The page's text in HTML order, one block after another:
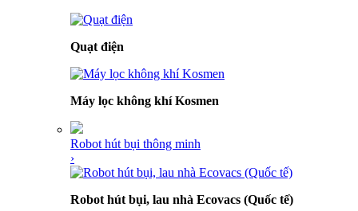
Quạt điện
Máy lọc không khí Kosmen
Robot hút bụi thông minh
›
Robot hút bụi, lau nhà Ecovacs (Quốc tế)